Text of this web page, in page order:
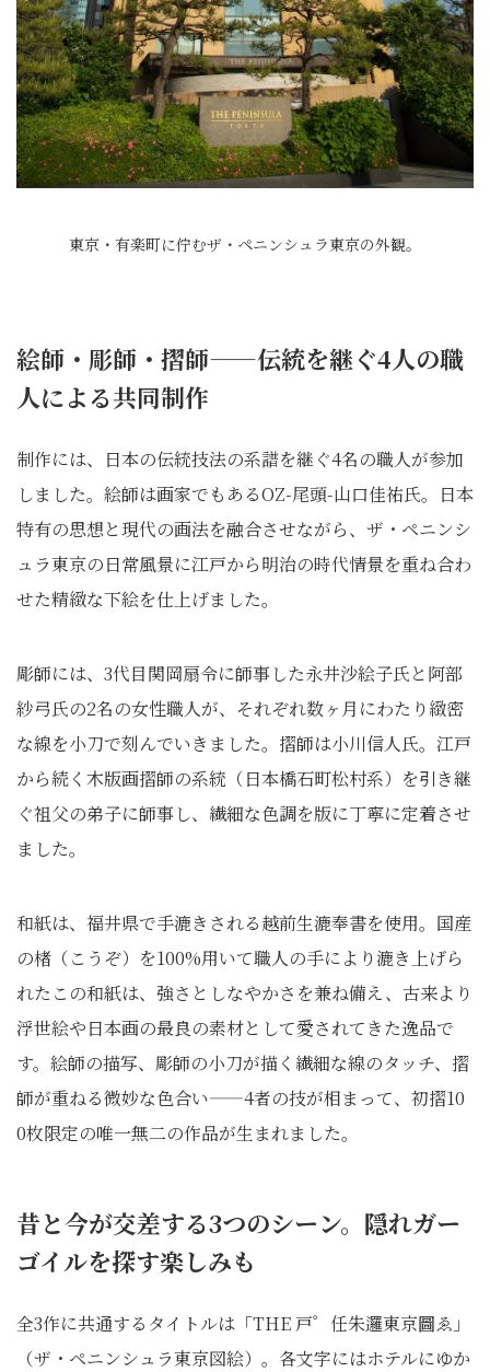
東京・有楽町に佇むザ・ペニンシュラ東京の外観。
絵師・彫師・摺師——伝統を継ぐ4人の職
人による共同制作
制作には、日本の伝統技法の系譜を継ぐ4名の職人が参加
しました。絵師は画家でもあるOZ-尾頭-山口佳祐氏。日本
特有の思想と現代の画法を融合させながら、ザ・ペニンシ
ュラ東京の日常風景に江戸から明治の時代情景を重ね合わ
せた精緻な下絵を仕上げました。
彫師には、3代目関岡扇令に師事した永井沙絵子氏と阿部
紗弓氏の2名の女性職人が、それぞれ数ヶ月にわたり緻密
な線を小刀で刻んでいきました。摺師は小川信人氏。江戸
から続く木版画摺師の系統（日本橋石町松村系）を引き継
ぐ祖父の弟子に師事し、繊細な色調を版に丁寧に定着させ
ました。
和紙は、福井県で手漉きされる越前生漉奉書を使用。国産
の楮（こうぞ）を100%用いて職人の手により漉き上げら
れたこの和紙は、強さとしなやかさを兼ね備え、古来より
浮世絵や日本画の最良の素材として愛されてきた逸品で
す。絵師の描写、彫師の小刀が描く繊細な線のタッチ、摺
師が重ねる微妙な色合い——4者の技が相まって、初摺10
0枚限定の唯一無二の作品が生まれました。
昔と今が交差する3つのシーン。隠れガー
ゴイルを探す楽しみも
全3作に共通するタイトルは「THE 戸゜任朱邏東京圖ゑ」
（ザ・ペニンシュラ東京図絵）。各文字にはホテルにゆか